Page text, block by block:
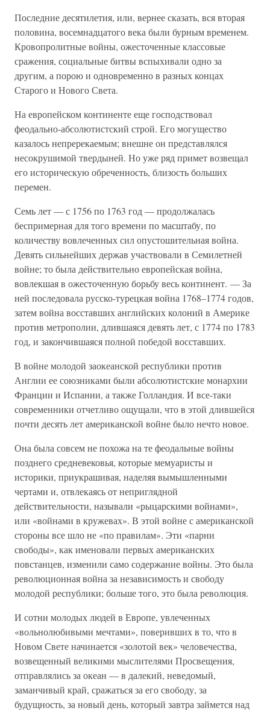
Последние десятилетия, или, вернее сказать, вся вторая
половина, восемнадцатого века были бурным временем.
Кровопролитные войны, ожесточенные классовые
сражения, социальные битвы вспыхивали одно за
другим, а порою и одновременно в разных концах
Старого и Нового Света.
На европейском континенте еще господствовал
феодально-абсолютистский строй. Его могущество
казалось непререкаемым; внешне он представлялся
несокрушимой твердыней. Но уже ряд примет возвещал
его историческую обреченность, близость больших
перемен.
Семь лет — с 1756 по 1763 год — продолжалась
беспримерная для того времени по масштабу, по
количеству вовлеченных сил опустошительная война.
Девять сильнейших держав участвовали в Семилетней
войне; то была действительно европейская война,
вовлекшая в ожесточенную борьбу весь континент. — За
ней последовала русско-турецкая война 1768–1774 годов,
затем война восставших английских колоний в Америке
против метрополии, длившаяся девять лет, с 1774 по 1783
год, и закончившаяся полной победой восставших.
В войне молодой заокеанской республики против
Англии ее союзниками были абсолютистские монархии
Франции и Испании, а также Голландия. И все-таки
современники отчетливо ощущали, что в этой длившейся
почти десять лет американской войне было нечто новое.
Она была совсем не похожа на те феодальные войны
позднего средневековья, которые мемуаристы и
историки, приукрашивая, наделяя вымышленными
чертами и, отвлекаясь от неприглядной
действительности, называли «рыцарскими войнами»,
или «войнами в кружевах». В этой войне с американской
стороны все шло не «по правилам». Эти «парни
свободы», как именовали первых американских
повстанцев, изменили само содержание войны. Это была
революционная война за независимость и свободу
молодой республики; больше того, это была революция.
И сотни молодых людей в Европе, увлеченных
«вольнолюбивыми мечтами», поверивших в то, что в
Новом Свете начинается «золотой век» человечества,
возвещенный великими мыслителями Просвещения,
отправлялись за океан — в далекий, неведомый,
заманчивый край, сражаться за его свободу, за
будущность, за новый день, который завтра займется над